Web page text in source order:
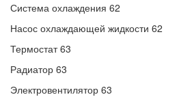
Система охлаждения 62
Насос охлаждающей жидкости 62
Термостат 63
Радиатор 63
Электровентилятор 63